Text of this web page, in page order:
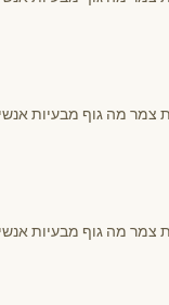
צמר מה גוף מבעיות
צמר מה גוף מבעיות